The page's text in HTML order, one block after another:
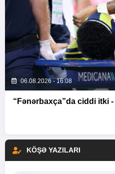
06.08.2026 - 16:08
“Fənərbaxça”da ciddi itki -
KÖŞƏ YAZILARI